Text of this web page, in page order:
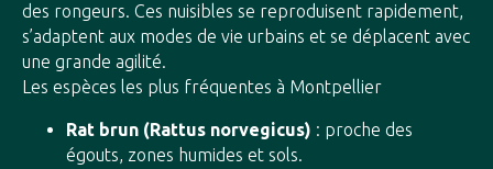
des rongeurs. Ces nuisibles se reproduisent rapidement,
s’adaptent aux modes de vie urbains et se déplacent avec
une grande agilité.
Les espèces les plus fréquentes à Montpellier
Rat brun (Rattus norvegicus) : proche des
égouts, zones humides et sols.